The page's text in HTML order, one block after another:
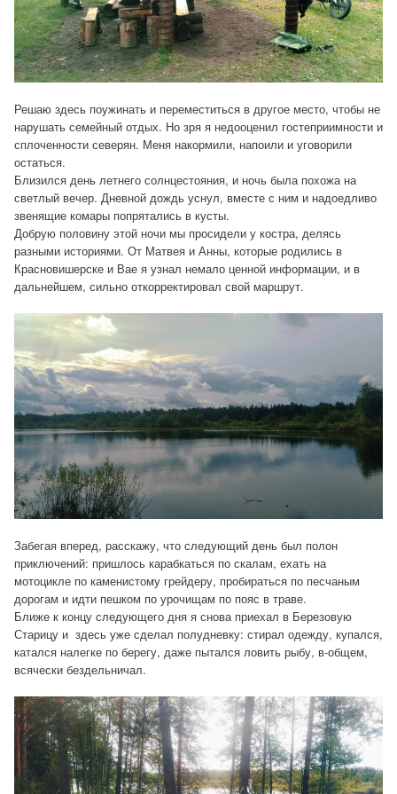
Решаю здесь поужинать и переместиться в другое место, чтобы не
нарушать семейный отдых. Но зря я недооценил гостеприимности и
сплоченности северян. Меня накормили, напоили и уговорили
остаться.
Близился день летнего солнцестояния, и ночь была похожа на
светлый вечер. Дневной дождь уснул, вместе с ним и надоедливо
звенящие комары попрятались в кусты.
Добрую половину этой ночи мы просидели у костра, делясь
разными историями. От Матвея и Анны, которые родились в
Красновишерске и Вае я узнал немало ценной информации, и в
дальнейшем, сильно откорректировал свой маршрут.
Забегая вперед, расскажу, что следующий день был полон
приключений: пришлось карабкаться по скалам, ехать на
мотоцикле по каменистому грейдеру, пробираться по песчаным
дорогам и идти пешком по урочищам по пояс в траве.
Ближе к концу следующего дня я снова приехал в Березовую
Старицу и здесь уже сделал полудневку: стирал одежду, купался,
катался налегке по берегу, даже пытался ловить рыбу, в-общем,
всячески бездельничал.